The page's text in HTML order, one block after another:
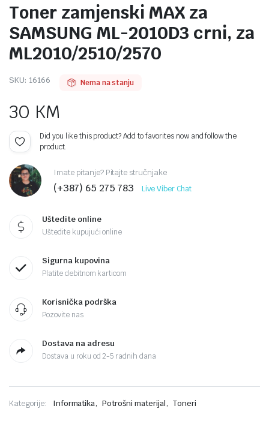
Toner zamjenski MAX za
SAMSUNG ML-2010D3 crni, za
ML2010/2510/2570
SKU: 16166 Nema na stanju
30 KM
Did you like this product? Add to favorites now and follow the
product.
Imate pitanje? Pitajte stručnjake
(+387) 65 275 783 Live Viber Chat
Uštedite online
Uštedite kupujući online
Sigurna kupovina
Platite debitnom karticom
Korisnička podrška
Pozovite nas
Dostava na adresu
Dostava u roku od 2-5 radnih dana
Kategorije: Informatika, Potrošni materijal, Toneri